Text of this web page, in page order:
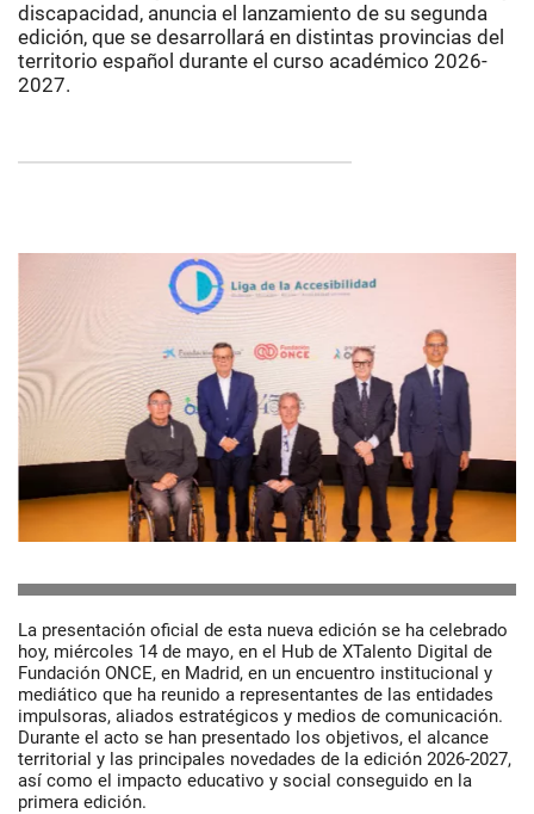
discapacidad, anuncia el lanzamiento de su segunda
edición, que se desarrollará en distintas provincias del
territorio español durante el curso académico 2026-
2027.
La presentación oficial de esta nueva edición se ha celebrado
hoy, miércoles 14 de mayo, en el Hub de XTalento Digital de
Fundación ONCE, en Madrid, en un encuentro institucional y
mediático que ha reunido a representantes de las entidades
impulsoras, aliados estratégicos y medios de comunicación.
Durante el acto se han presentado los objetivos, el alcance
territorial y las principales novedades de la edición 2026-2027,
así como el impacto educativo y social conseguido en la
primera edición.